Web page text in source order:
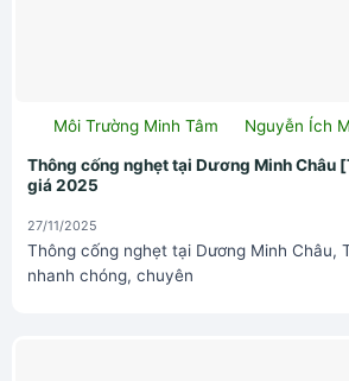
Môi Trường Minh Tâm Nguyễn Ích
Thông cống nghẹt tại Dương Minh Châu
giá 2025
27/11/2025
Thông cống nghẹt tại Dương Minh Châu,
nhanh chóng, chuyên